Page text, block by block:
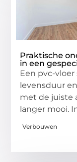
Praktische
in een
Een pvc-
levensduur
met de juiste
langer mooi.
Verbouwen